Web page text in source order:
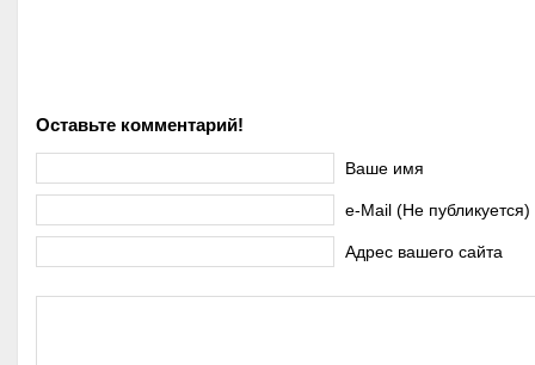
Оставьте комментарий!
Ваше имя
e-Mail (Не публикуется)
Адрес вашего сайта